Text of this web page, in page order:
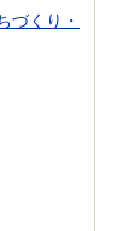
づくり・